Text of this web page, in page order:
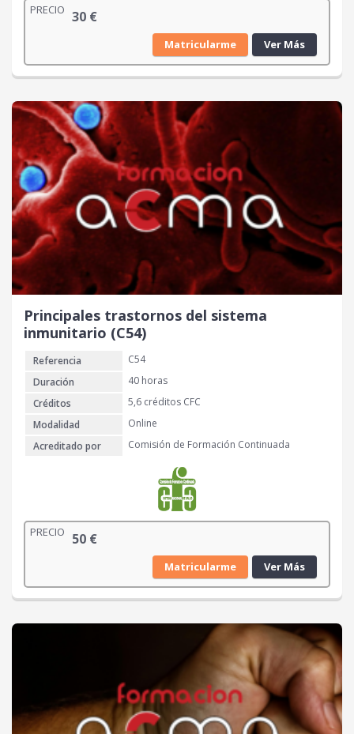
PRECIO 30 €
Matricularme Ver Más
Principales trastornos del sistema
inmunitario (C54)
Referencia
C54
Duración
40 horas
Créditos
5,6 créditos CFC
Modalidad
Online
Acreditado por
Comisión de Formación Continuada
PRECIO 50 €
Matricularme Ver Más